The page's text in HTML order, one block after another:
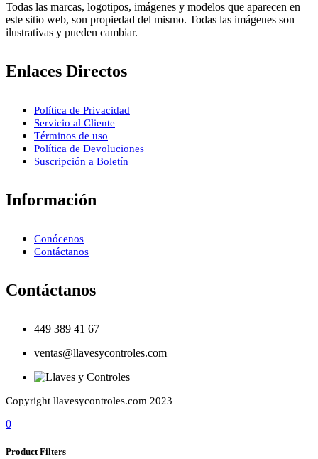
Todas las marcas, logotipos, imágenes y modelos que aparecen en
este sitio web, son propiedad del mismo. Todas las imágenes son
ilustrativas y pueden cambiar.
Enlaces Directos
Política de Privacidad
Servicio al Cliente
Términos de uso
Política de Devoluciones
Suscripción a Boletín
Información
Conócenos
Contáctanos
Contáctanos
449 389 41 67
ventas@llavesycontroles.com
Copyright llavesycontroles.com 2023
0
Product Filters